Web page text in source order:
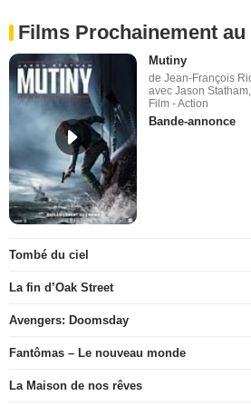
Films Prochainement au
Mutiny
de Jean-François
avec Jason
Film - Action
Bande-annonce
Tombé du ciel
La fin d’Oak Street
Avengers: Doomsday
Fantômas – Le nouveau monde
La Maison de nos rêves